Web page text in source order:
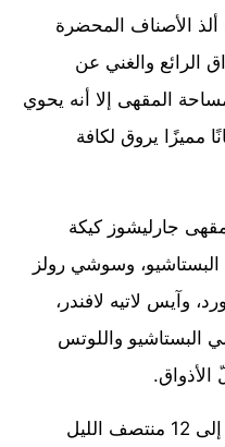
الأصناف المحضرة
الرائع والغني عن
المقهى إلا أنه يحوي
مميزًا يروق لكافة
جارليشوز كيكة
وسوشي رولز
وآيس لاتيه لافندر،
البستاشيو واللوتس
الأذواق.
من الساعة 4 عصرًا إلى 12 منتصف الليل